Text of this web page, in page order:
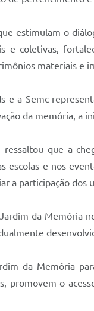
estimulam o
e coletivas,
materiais e
e a Semc
da memória, a
ressaltou que a
escolas e nos
a participação dos
da Memória
da Memória
promovem o